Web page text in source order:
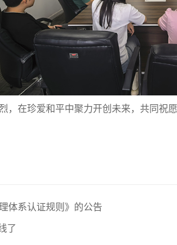
在珍爱和平中聚力开创未来，共同祝
体系认证规则》的公告
了